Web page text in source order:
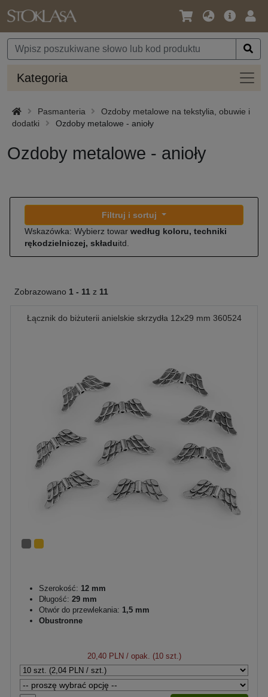
Język
Waluta
Oferta
Kategoria
Pasmanteria
Ozdoby metalowe na tekstylia, obuwie i
dodatki
Ozdoby metalowe - anioły
Ozdoby metalowe - anioły
Filtruj i sortuj
Wskazówka: Wybierz towar według koloru, techniki
rękodzielniczej, składuitd.
Zobrazowano 1 - 11 z 11
Łącznik do biżuterii anielskie skrzydła 12x29 mm 360524
Szerokość: 12 mm
Długość: 29 mm
Otwór do przewlekania: 1,5 mm
Obustronne
20,40 PLN/ opak. (10 szt.)